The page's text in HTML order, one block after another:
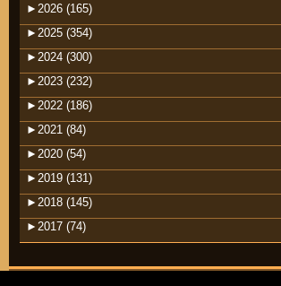
► 2026 (165)
► 2025 (354)
► 2024 (300)
► 2023 (232)
► 2022 (186)
► 2021 (84)
► 2020 (54)
► 2019 (131)
► 2018 (145)
► 2017 (74)